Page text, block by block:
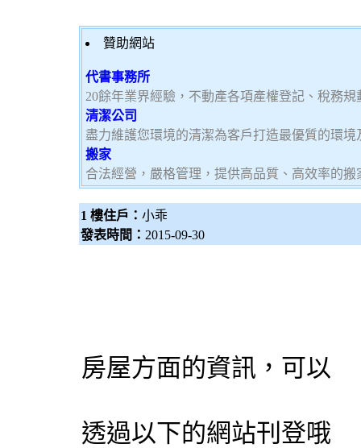
贊助網站
代書事務所
20餘年業界經驗，不動產各項產權登記、稅務
清潔公司
盡力維護您環境的清潔為客戶打造最優質的環境
搬家
合法經營，嚴格管理，提供高品質、高效率的
1 樓住戶： 小乖
發表時間： 2015-09-30
房屋方面的資訊，可以
透過以下的網站刊登哦